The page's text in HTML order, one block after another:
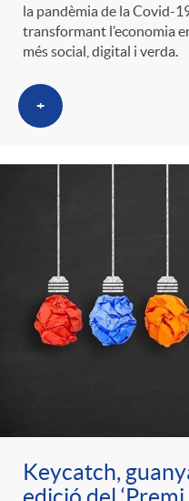
la pandèmia de la Covid-
transformant l’economia
més social, digital i verda.
+
Keycatch,